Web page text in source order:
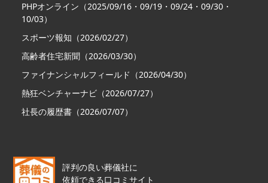
PHPオンライン（2025/09/16・09/19・09/24・09/30・
10/03）
スポーツ報知（2026/02/27）
高齢者住宅新聞（2026/03/30）
ファイナンシャルフィールド（2026/04/30）
熱狂ベンチャーナビ（2026/07/27）
社長の履歴書（2026/07/07）
評判の良い葬儀社に
依頼できる口コミサイト